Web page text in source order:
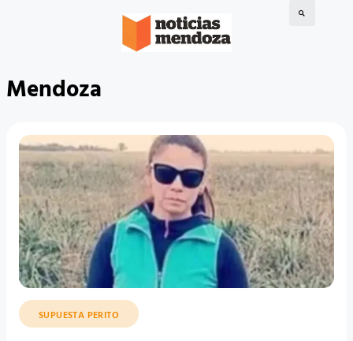
Mendoza
SUPUESTA PERITO